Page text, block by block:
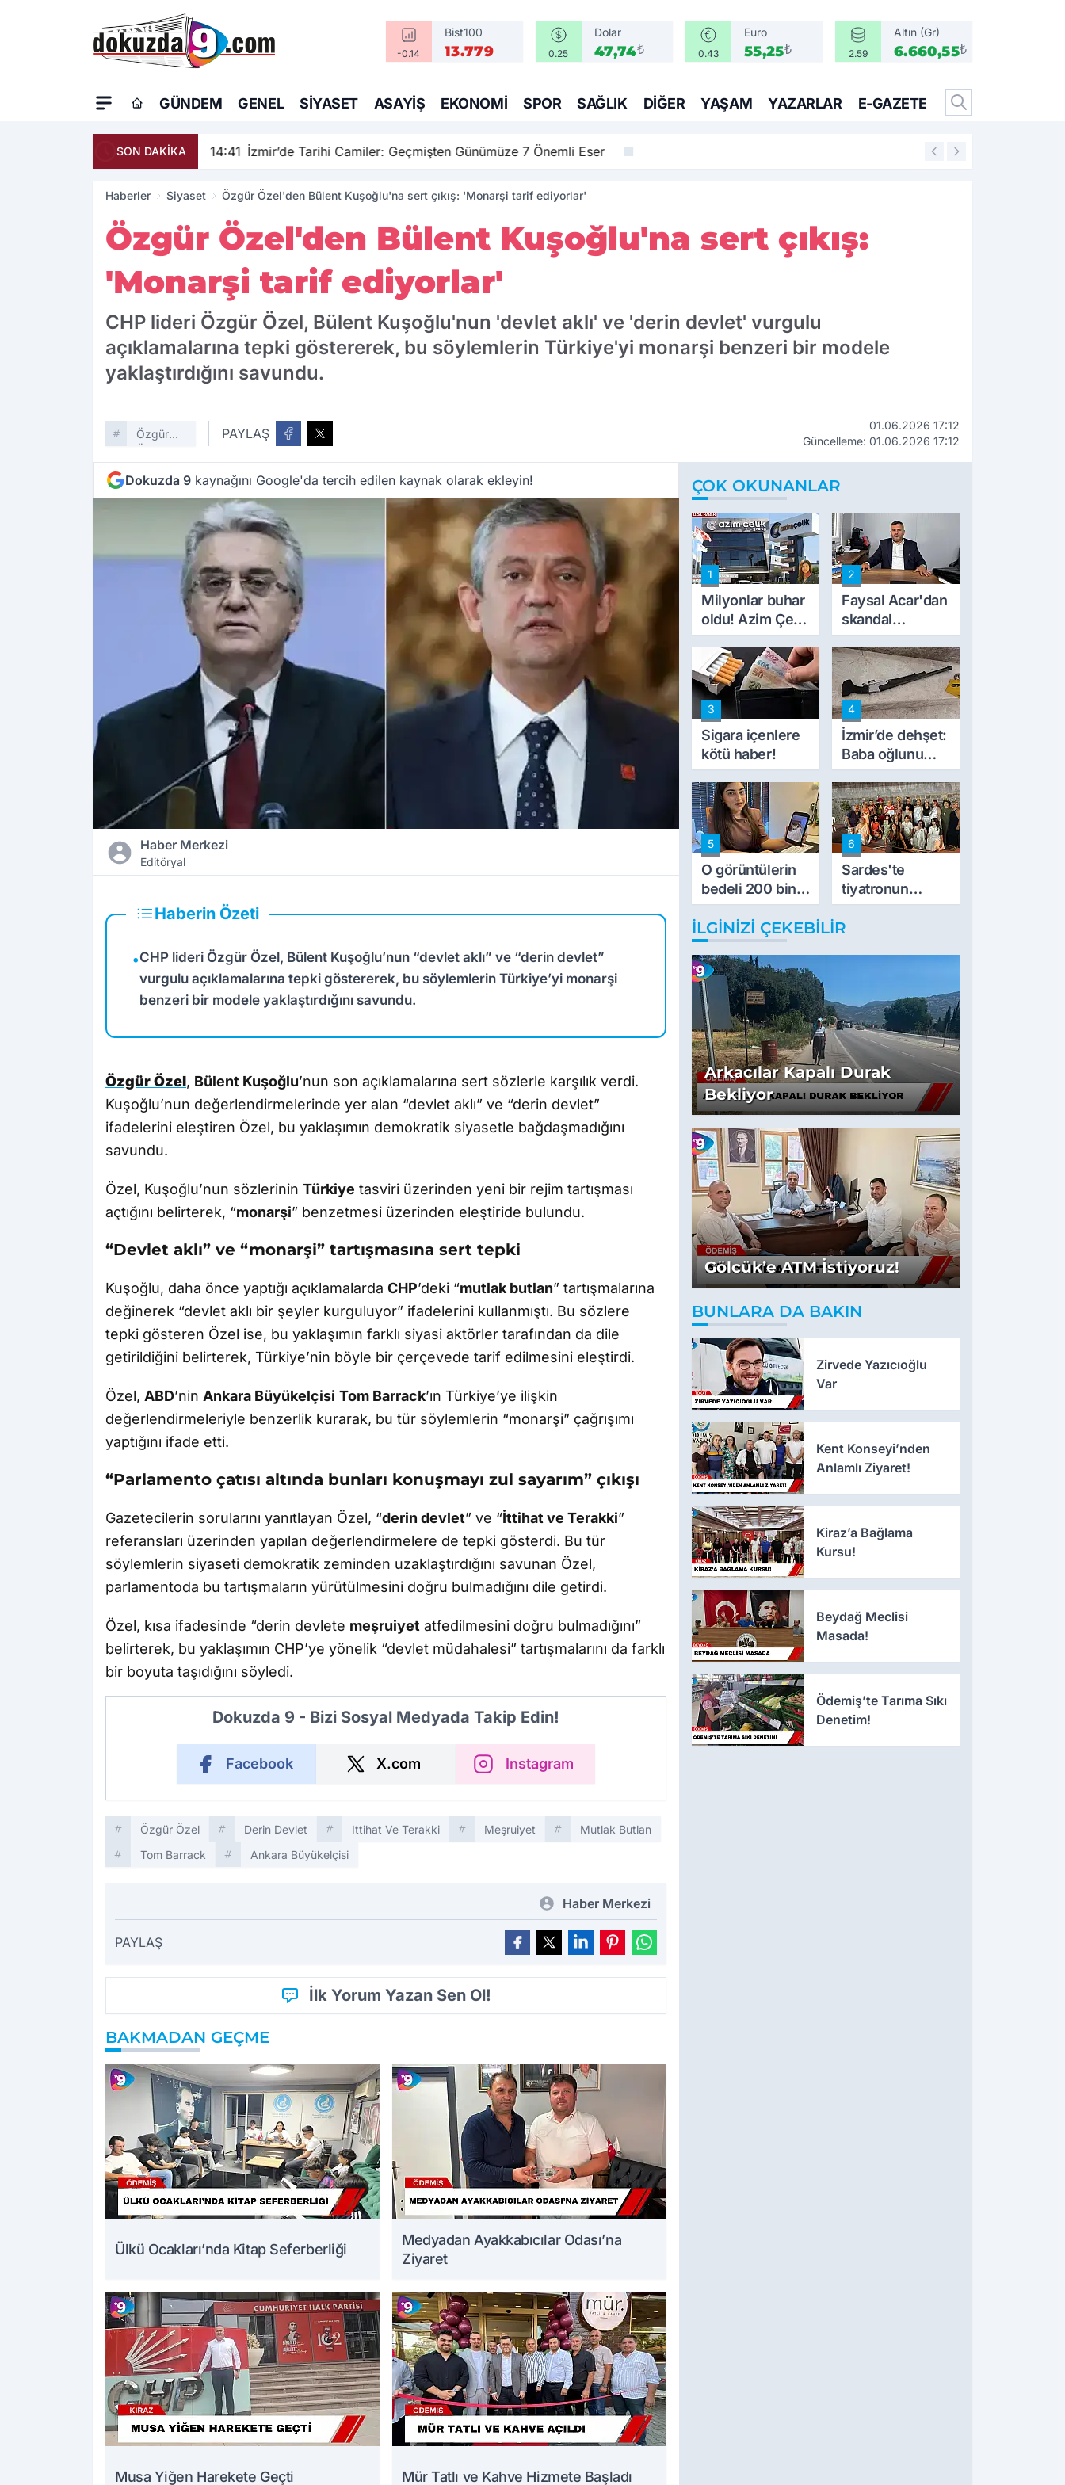
-0.14
Bist100
13.779 0.25
Dolar
47,74₺ 0.43
Euro
55,25₺ 2.59
Altın (Gr)
6.660,55₺
GÜNDEM GENEL SIYASET ASAYIŞ EKONOMI SPOR SAĞLIK DIĞER YAŞAM YAZARLAR E-GAZETE
SON DAKİKA 14:41 İzmir’de Tarihi Camiler: Geçmişten Günümüze 7 Önemli Eser 14:25
Haberler Siyaset Özgür Özel'den Bülent Kuşoğlu'na sert çıkış: 'Monarşi tarif ediyorlar'
Özgür Özel'den Bülent Kuşoğlu'na sert çıkış:
'Monarşi tarif ediyorlar'
CHP lideri Özgür Özel, Bülent Kuşoğlu'nun 'devlet aklı' ve 'derin devlet' vurgulu
açıklamalarına tepki göstererek, bu söylemlerin Türkiye'yi monarşi benzeri bir modele
yaklaştırdığını savundu.
Özgür
PAYLAŞ
01.06.2026 17:12
Güncelleme: 01.06.2026 17:12
Dokuzda 9 kaynağını Google'da tercih edilen kaynak olarak ekleyin!
Haber Merkezi
Editöryal
Haberin Özeti
•CHP lideri Özgür Özel, Bülent Kuşoğlu’nun “devlet aklı” ve “derin devlet”
vurgulu açıklamalarına tepki göstererek, bu söylemlerin Türkiye’yi monarşi
benzeri bir modele yaklaştırdığını savundu.
Özgür Özel, Bülent Kuşoğlu’nun son açıklamalarına sert sözlerle karşılık verdi.
Kuşoğlu’nun değerlendirmelerinde yer alan “devlet aklı” ve “derin devlet”
ifadelerini eleştiren Özel, bu yaklaşımın demokratik siyasetle bağdaşmadığını
savundu.
Özel, Kuşoğlu’nun sözlerinin Türkiye tasviri üzerinden yeni bir rejim tartışması
açtığını belirterek, “monarşi” benzetmesi üzerinden eleştiride bulundu.
“Devlet aklı” ve “monarşi” tartışmasına sert tepki
Kuşoğlu, daha önce yaptığı açıklamalarda CHP’deki “mutlak butlan” tartışmalarına
değinerek “devlet aklı bir şeyler kurguluyor” ifadelerini kullanmıştı. Bu sözlere
tepki gösteren Özel ise, bu yaklaşımın farklı siyasi aktörler tarafından da dile
getirildiğini belirterek, Türkiye’nin böyle bir çerçevede tarif edilmesini eleştirdi.
Özel, ABD’nin Ankara Büyükelçisi Tom Barrack’ın Türkiye’ye ilişkin
değerlendirmeleriyle benzerlik kurarak, bu tür söylemlerin “monarşi” çağrışımı
yaptığını ifade etti.
“Parlamento çatısı altında bunları konuşmayı zul sayarım” çıkışı
Gazetecilerin sorularını yanıtlayan Özel, “derin devlet” ve “İttihat ve Terakki”
referansları üzerinden yapılan değerlendirmelere de tepki gösterdi. Bu tür
söylemlerin siyaseti demokratik zeminden uzaklaştırdığını savunan Özel,
parlamentoda bu tartışmaların yürütülmesini doğru bulmadığını dile getirdi.
Özel, kısa ifadesinde “derin devlete meşruiyet atfedilmesini doğru bulmadığını”
belirterek, bu yaklaşımın CHP’ye yönelik “devlet müdahalesi” tartışmalarını da farklı
bir boyuta taşıdığını söyledi.
Dokuzda 9 - Bizi Sosyal Medyada Takip Edin!
Facebook X.com Instagram
Özgür Özel Derin Devlet Ittihat Ve Terakki Meşruiyet
Mutlak Butlan
Tom Barrack
Ankara Büyükelçisi
Haber Merkezi
PAYLAŞ
İlk Yorum Yazan Sen Ol!
BAKMADAN GEÇME
Ülkü Ocakları’nda Kitap Seferberliği
Medyadan Ayakkabıcılar Odası’na
Ziyaret
Musa Yiğen Harekete Geçti Mür Tatlı ve Kahve Hizmete Başladı
ÇOK OKUNANLAR
1
Milyonlar buhar
oldu! Azim Çelik
inşaat mağduru
ilk kez konuştu
2
Faysal Acar'dan
skandal
açıklamalar:
'Haluk Levent
peynircilerimizi
de kıskaca aldı,
müdahale ettik'
3
Sigara içenlere
kötü haber!
4
İzmir’de dehşet:
Baba oğlunu
vurdu
5
O görüntülerin
bedeli 200 bin
TL
6
Sardes'te
tiyatronun
imece ruhu
binlerce yıllık
İLGINIZI ÇEKEBILIR
Arkacılar Kapalı Durak
Bekliyor
Gölcük’e ATM İstiyoruz!
BUNLARA DA BAKIN
Zirvede Yazıcıoğlu
Var
Kent Konseyi’nden
Anlamlı Ziyaret!
Kiraz’a Bağlama
Kursu!
Beydağ Meclisi
Masada!
Ödemiş’te Tarıma Sıkı
Denetim!